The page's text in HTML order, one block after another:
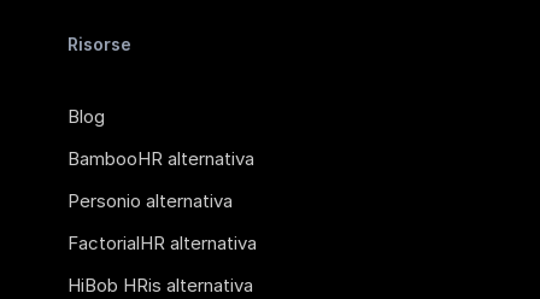
Risorse
Blog
BambooHR alternativa
Personio alternativa
FactorialHR alternativa
HiBob HRis alternativa